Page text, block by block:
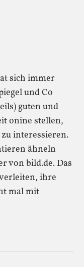
sich immer
und Co
guten und
onine stellen,
interessieren.
ähneln
von bild.de. Das
ihre
mal mit